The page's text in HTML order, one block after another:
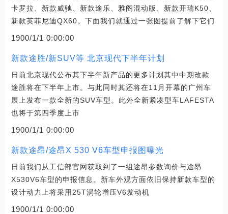
卡罗拉、新款威驰、新款途乐、雅阁混动版、新款开瑞K50、
新款英菲尼迪QX60。下面我们就通过一张图提前了解下它们
1900/1/1 0:00:00
新款途胜/新SUV等 北京现代下半年计划
日前北京现代公布其下半年新产品的更多计划其中中期改款
途胜将在下半年上市。与此同时其还将在11月开幕的广州车
展上发布一款全新的SUV车型。此外全新紧凑型车LAFESTA
也将于第四季度上市
1900/1/1 0:00:00
新款途昂/途昂X 530 V6车型申报图曝光
日前我们从工信部官网获取到了一组途昂参数询价与途昂
X530V6车型的申报信息。新车外观方面依旧保持新款车型的
设计动力上将采用25T涡轮增压V6发动机
1900/1/1 0:00:00